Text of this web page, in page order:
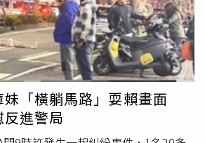
妹「橫躺馬路」耍賴畫面
進警局